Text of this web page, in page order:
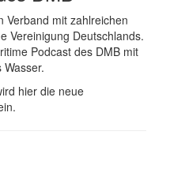
Verband mit zahlreichen
Vereinigung Deutschlands.
Podcast des DMB mit
hier die neue